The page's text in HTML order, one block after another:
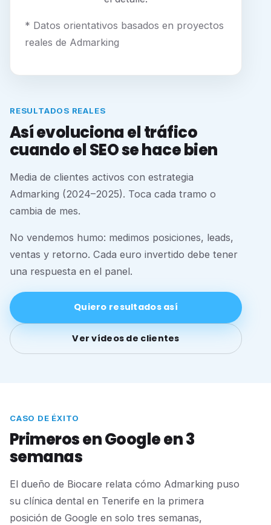
* Datos orientativos basados en proyectos
reales de Admarking
RESULTADOS REALES
Así evoluciona el tráfico
cuando el SEO se hace bien
Media de clientes activos con estrategia
Admarking (2024–2025). Toca cada tramo o
cambia de mes.
No vendemos humo: medimos posiciones, leads,
ventas y retorno. Cada euro invertido debe tener
una respuesta en el panel.
Quiero resultados así
Ver vídeos de clientes
CASO DE ÉXITO
Primeros en Google en 3
semanas
El dueño de Biocare relata cómo Admarking puso
su clínica dental en Tenerife en la primera
posición de Google en solo tres semanas,